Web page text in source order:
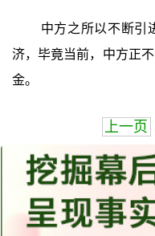
中方之所以不断引
济，毕竟当前，中方正
金。
上一页